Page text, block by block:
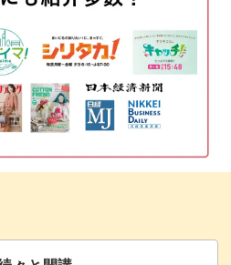
なプレゼント
品は、プレゼントとして贈るの
ので、手作りとは思えない贈り
06:24